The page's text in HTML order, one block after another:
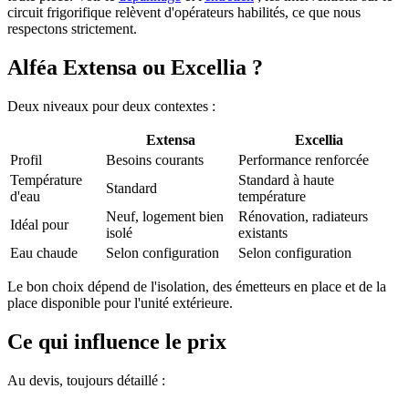
circuit frigorifique relèvent d'opérateurs habilités, ce que nous
respectons strictement.
Alféa Extensa ou Excellia ?
Deux niveaux pour deux contextes :
Extensa
Excellia
Profil
Besoins courants
Performance renforcée
Température
d'eau
Standard
Standard à haute
température
Idéal pour
Neuf, logement bien
isolé
Rénovation, radiateurs
existants
Eau chaude
Selon configuration Selon configuration
Le bon choix dépend de l'isolation, des émetteurs en place et de la
place disponible pour l'unité extérieure.
Ce qui influence le prix
Au devis, toujours détaillé :